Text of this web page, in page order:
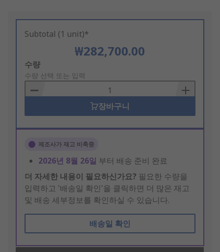
Subtotal (1 unit)*
₩282,700.00
Add
to
Basket
수량
수량 선택 또는 입력
장바구니
제조사가 재고 비축중
2026년 8월 26일 부터 배송 준비 완료
더 자세한 내용이 필요하신가요? 필요한 수량을
입력하고 '배송일 확인'을 클릭하면 더 많은 재고
및 배송 세부정보를 확인하실 수 있습니다.
배송일 확인